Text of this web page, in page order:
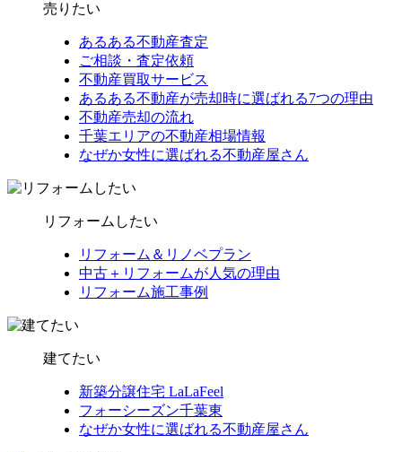
売りたい
あるある不動産査定
ご相談・査定依頼
不動産買取サービス
あるある不動産が売却時に選ばれる7つの理由
不動産売却の流れ
千葉エリアの不動産相場情報
なぜか女性に選ばれる不動産屋さん
リフォームしたい
リフォーム＆リノベプラン
中古＋リフォームが人気の理由
リフォーム施工事例
建てたい
新築分譲住宅 LaLaFeel
フォーシーズン千葉東
なぜか女性に選ばれる不動産屋さん